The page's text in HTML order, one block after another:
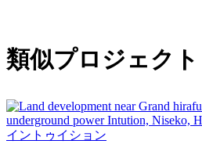
類似プロジェクト
イントゥイション